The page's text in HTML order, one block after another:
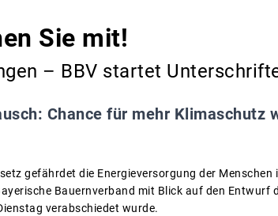
Sie mit!
– BBV startet
Chance für mehr Klimaschutz
gefährdet die Energieversorgung der Menschen
Bauernverband mit Blick auf den Entwurf
verabschiedet wurde.